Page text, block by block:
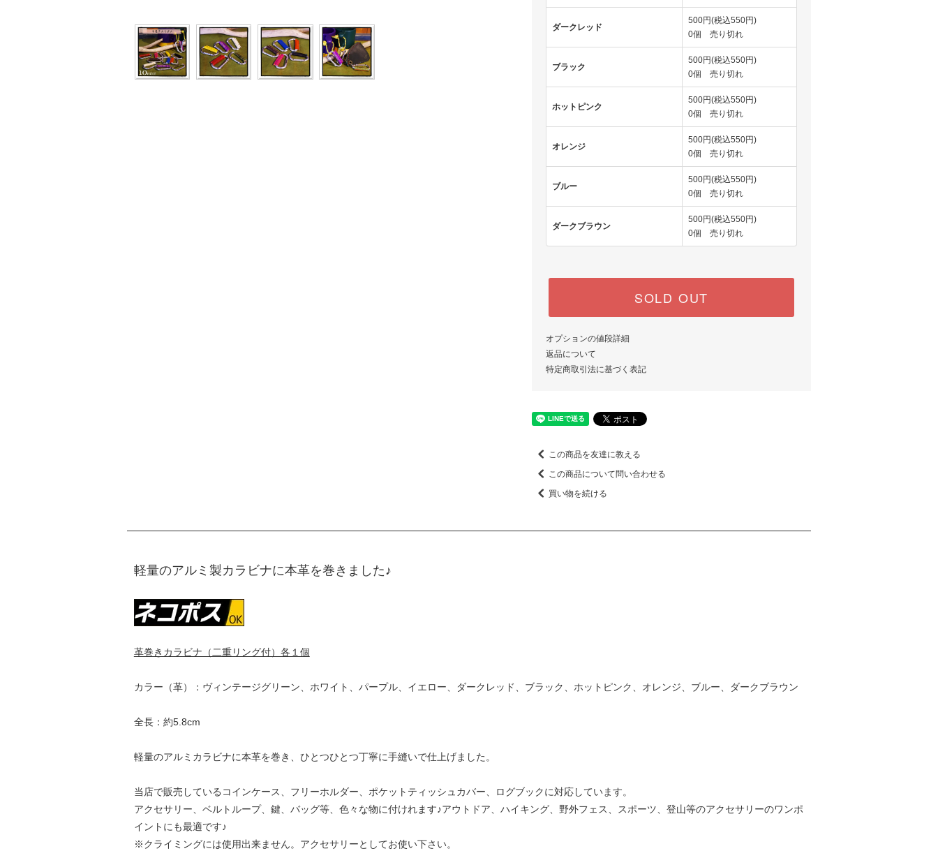
ダークレッド
500円(税込550円)
0個 売り切れ
ブラック
500円(税込550円)
0個 売り切れ
ホットピンク
500円(税込550円)
0個 売り切れ
オレンジ
500円(税込550円)
0個 売り切れ
ブルー
500円(税込550円)
0個 売り切れ
ダークブラウン
500円(税込550円)
0個 売り切れ
SOLD OUT
オプションの値段詳細
返品について
特定商取引法に基づく表記
この商品を友達に教える
この商品について問い合わせる
買い物を続ける
軽量のアルミ製カラビナに本革を巻きました♪
革巻きカラビナ（二重リング付）各１個
カラー（革）：ヴィンテージグリーン、ホワイト、パープル、イエロー、ダークレッド、ブラック、ホットピンク、オレンジ、ブルー、ダークブラウン
全長：約5.8cm
軽量のアルミカラビナに本革を巻き、ひとつひとつ丁寧に手縫いで仕上げました。
当店で販売しているコインケース、フリーホルダー、ポケットティッシュカバー、ログブックに対応しています。
アクセサリー、ベルトループ、鍵、バッグ等、色々な物に付けれます♪アウトドア、ハイキング、野外フェス、スポーツ、登山等のアクセサリーのワンポ
イントにも最適です♪
※クライミングには使用出来ません。アクセサリーとしてお使い下さい。